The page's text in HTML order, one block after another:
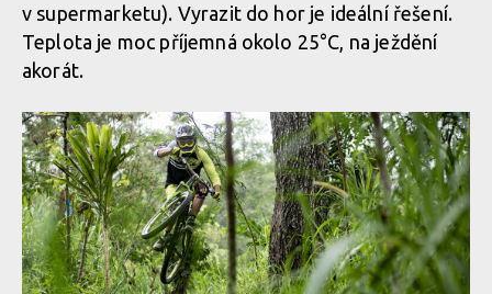
v supermarketu). Vyrazit do hor je ideální řešení.
Teplota je moc příjemná okolo 25°C, na ježdění
akorát.